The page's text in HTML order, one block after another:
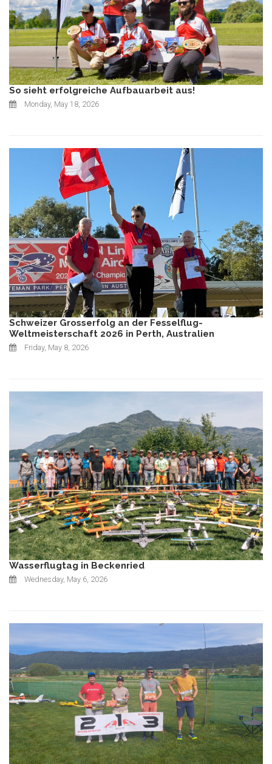
So sieht erfolgreiche Aufbauarbeit aus!
Monday, May 18, 2026
Schweizer Grosserfolg an der Fesselflug-
Weltmeisterschaft 2026 in Perth, Australien
Friday, May 8, 2026
Wasserflugtag in Beckenried
Wednesday, May 6, 2026